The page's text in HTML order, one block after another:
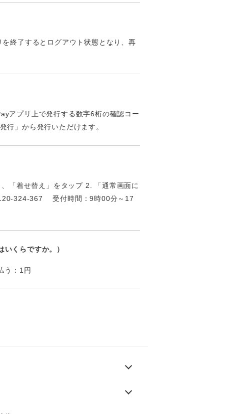
終了するとログアウト状態となり、再
アプリ上で発行する数字6桁の確認コー
行」から発行いただけます。
「着せ替え」をタップ 2. 「通常画面に
324-367 受付時間：9時00分～17
くらですか。）
う：1円